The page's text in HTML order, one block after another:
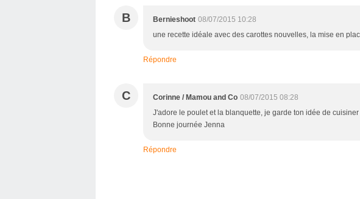
B Bernieshoot 08/07/2015 10:28
une recette idéale avec des carottes nouvelles, la mise en
Répondre
C Corinne / Mamou and Co 08/07/2015 08:28
J'adore le poulet et la blanquette, je garde ton idée de
Bonne journée Jenna
Répondre